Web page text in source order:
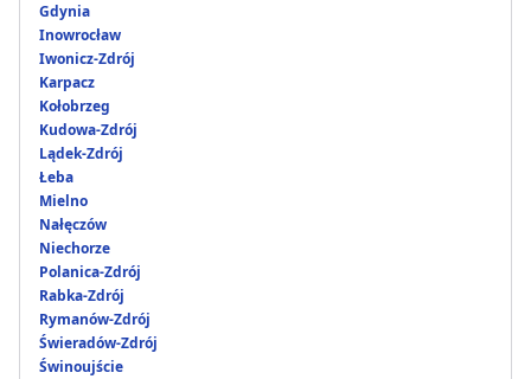
Gdynia
Inowrocław
Iwonicz-Zdrój
Karpacz
Kołobrzeg
Kudowa-Zdrój
Lądek-Zdrój
Łeba
Mielno
Nałęczów
Niechorze
Polanica-Zdrój
Rabka-Zdrój
Rymanów-Zdrój
Świeradów-Zdrój
Świnoujście